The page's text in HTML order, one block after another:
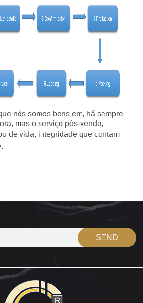
nós somos bons em, há sempre
mas o serviço pós-venda,
de vida, integridade que contam